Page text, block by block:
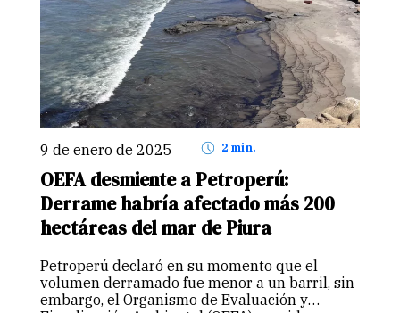
9 de enero de 2025 2 min.
OEFA desmiente a Petroperú:
Derrame habría afectado más 200
hectáreas del mar de Piura
Petroperú declaró en su momento que el
volumen derramado fue menor a un barril, sin
embargo, el Organismo de Evaluación y